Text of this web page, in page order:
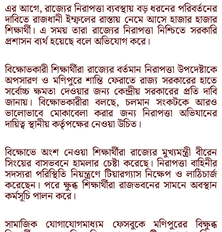
এর আগে, রাজ্যের নিরাপত্তা ব্যবস্থায় বড় ধরনের পরিবর্তনের
দাবিতে রাজধানী ইম্ফলের রাস্তায় নেমে আসে হাজার হাজার
শিক্ষার্থী। এ সময় তারা রাজ্যের নিরাপত্তা নিশ্চিতে সরকারি
প্রশাসন ব্যর্থ হয়েছে বলে অভিযোগ করে।
বিক্ষোভকারী শিক্ষার্থীরা রাজ্যের বর্তমান নিরাপত্তা উপদেষ্টাকে
অপসারণ ও মণিপুরে শান্তি ফেরাতে রাজ্য সরকারের হাতে
সর্বোচ্চ ক্ষমতা দেওয়ার জন্য কেন্দ্রীয় সরকারের প্রতি দাবি
জানায়। বিক্ষোভকারীরা বলছে, চলমান সংকটকে আরও
ভালোভাবে মোকাবেলা করার জন্য নিরাপত্তা অভিযানের
দায়িত্ব স্থানীয় কর্তৃপক্ষের নেওয়া উচিত।
বিক্ষোভে অংশ নেওয়া শিক্ষার্থীরা রাজ্যের মুখ্যমন্ত্রী বীরেন
সিংয়ের বাসভবনে হামলার চেষ্টা করেছে। নিরাপত্তা বাহিনীর
সদস্যরা পরিস্থিতি নিয়ন্ত্রণে টিয়ারগ্যাস নিক্ষেপ ও লাঠিচার্জ
করেছেন। পরে ক্ষুব্ধ শিক্ষার্থীরা রাজভবনের সামনে অবস্থান
কর্মসূচি পালন করে।
সামাজিক যোগাযোগমাধ্যম ফেসবুকে মণিপুরের বিক্ষুব্ধ